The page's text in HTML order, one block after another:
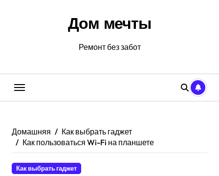
Дом мечты
Ремонт без забот
Домашняя
Как выбрать гаджет
Как пользоваться Wi-Fi на планшете
Как выбрать гаджет